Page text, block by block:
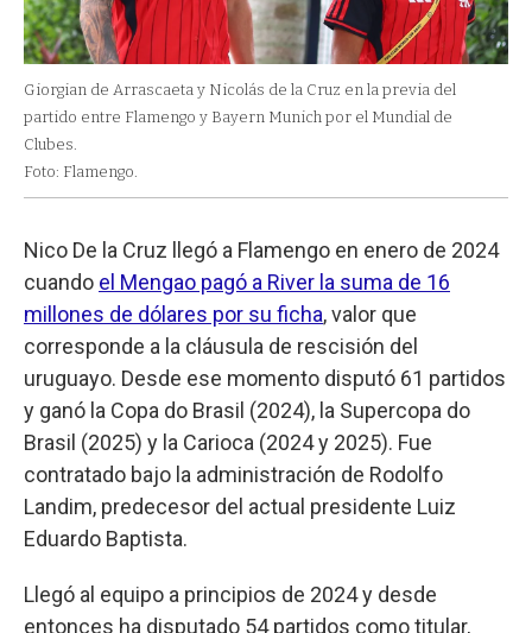
Giorgian de Arrascaeta y Nicolás de la Cruz en la previa del
partido entre Flamengo y Bayern Munich por el Mundial de
Clubes.
Foto: Flamengo.
Nico De la Cruz llegó a Flamengo en enero de 2024
cuando el Mengao pagó a River la suma de 16
millones de dólares por su ficha, valor que
corresponde a la cláusula de rescisión del
uruguayo. Desde ese momento disputó 61 partidos
y ganó la Copa do Brasil (2024), la Supercopa do
Brasil (2025) y la Carioca (2024 y 2025). Fue
contratado bajo la administración de Rodolfo
Landim, predecesor del actual presidente Luiz
Eduardo Baptista.
Llegó al equipo a principios de 2024 y desde
entonces ha disputado 54 partidos como titular,